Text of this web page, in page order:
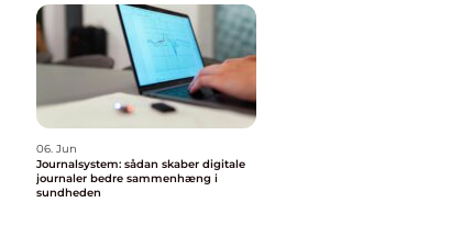
06. Jun
Journalsystem: sådan skaber digitale
journaler bedre sammenhæng i
sundheden